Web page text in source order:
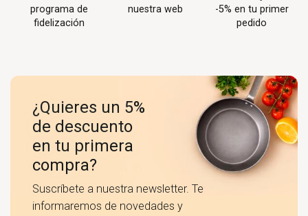
programa de
fidelización
nuestra web
-5% en tu primer
pedido
¿Quieres un 5%
de descuento
en tu primera
compra?
Suscríbete a nuestra newsletter. Te
informaremos de novedades y